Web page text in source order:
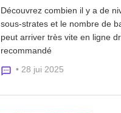
Découvrez combien il y a de
sous-strates et le nombre de
peut arriver très vite en ligne
recommandé
• 28 jui 2025